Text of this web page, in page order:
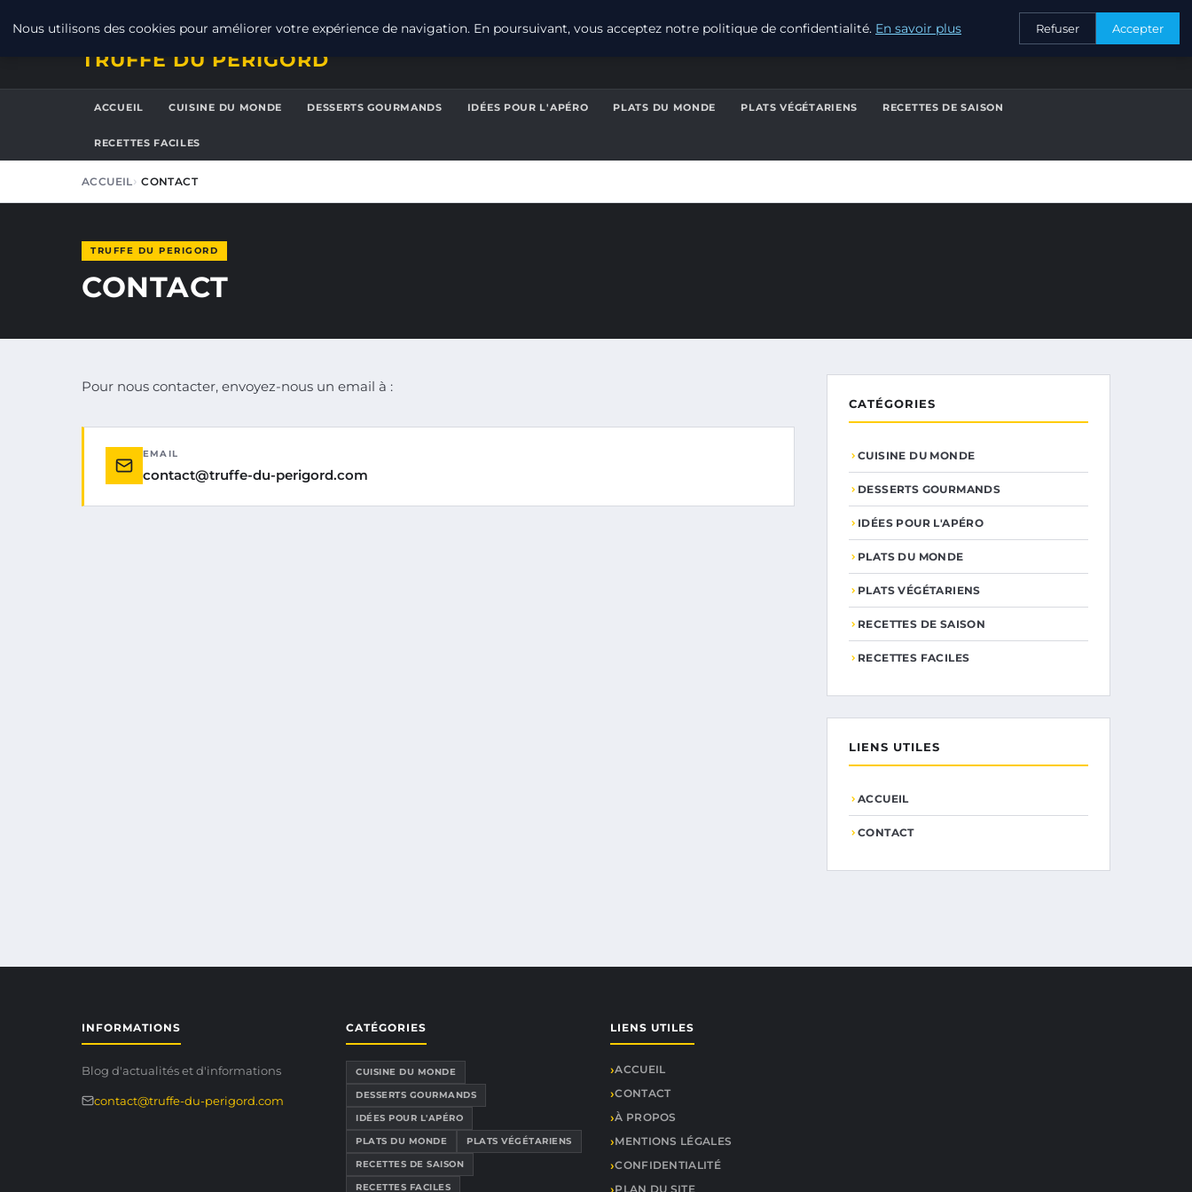
CONTACT
TRUFFE DU PERIGORD
ACCUEIL CUISINE DU MONDE DESSERTS GOURMANDS IDÉES POUR L'APÉRO PLATS DU MONDE PLATS VÉGÉTARIENS RECETTES DE SAISON
RECETTES FACILES
ACCUEIL CONTACT
TRUFFE DU PERIGORD
CONTACT
Pour nous contacter, envoyez-nous un email à :
EMAIL
contact@truffe-du-perigord.com
CATÉGORIES
CUISINE DU MONDE
DESSERTS GOURMANDS
IDÉES POUR L'APÉRO
PLATS DU MONDE
PLATS VÉGÉTARIENS
RECETTES DE SAISON
RECETTES FACILES
LIENS UTILES
ACCUEIL
CONTACT
INFORMATIONS
Blog d'actualités et d'informations
contact@truffe-du-perigord.com
CATÉGORIES
CUISINE DU MONDE
DESSERTS GOURMANDS
IDÉES POUR L'APÉRO
PLATS DU MONDE
PLATS VÉGÉTARIENS
RECETTES DE SAISON
RECETTES FACILES
LIENS UTILES
ACCUEIL
CONTACT
À PROPOS
MENTIONS LÉGALES
CONFIDENTIALITÉ
PLAN DU SITE
Nous utilisons des cookies pour améliorer votre expérience de navigation. En poursuivant, vous acceptez notre politique de confidentialité. En savoir plus Refuser Accepter